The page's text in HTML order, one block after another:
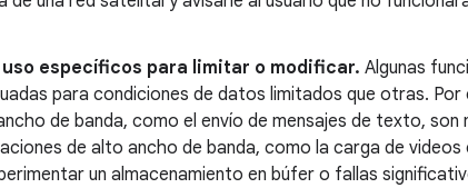
específicos para limitar o modificar. Algunas
para condiciones de datos limitados que otras. Por
de banda, como el envío de mensajes de texto, son
de alto ancho de banda, como la carga de videos
un almacenamiento en búfer o fallas